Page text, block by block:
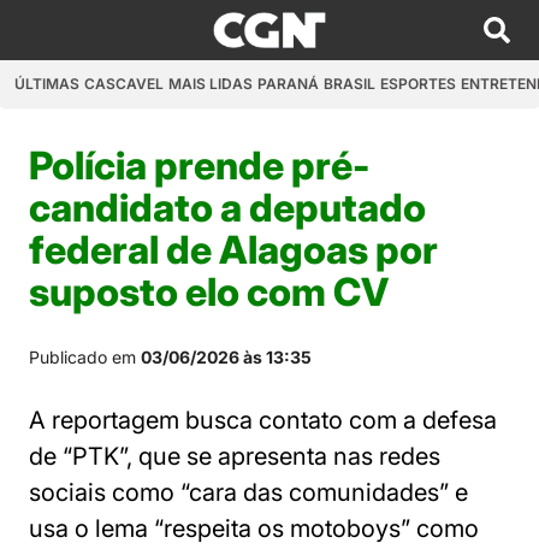
ÚLTIMAS CASCAVEL MAIS LIDAS PARANÁ BRASIL ESPORTES
Polícia prende pré-
candidato a deputado
federal de Alagoas por
suposto elo com CV
Publicado em 03/06/2026 às 13:35
A reportagem busca contato com a defesa
de “PTK”, que se apresenta nas redes
sociais como “cara das comunidades” e
usa o lema “respeita os motoboys” como